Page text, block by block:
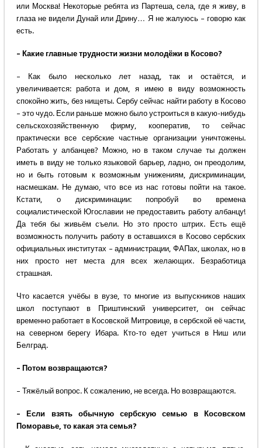
или Москва! Некоторые ребята из Партеша, села, где я живу, в
глаза не видели Дунай или Дрину… Я не жалуюсь – говорю как
есть.
– Какие главные трудности жизни молодёжи в Косово?
– Как было несколько лет назад, так и остаётся, и
увеличивается: работа и дом, я имею в виду возможность
спокойно жить, без нищеты. Сербу сейчас найти работу в Косово
– это чудо. Если раньше можно было устроиться в какую-нибудь
сельскохозяйственную фирму, кооператив, то сейчас
практически все сербские частные организации уничтожены.
Работать у албанцев? Можно, но в таком случае ты должен
иметь в виду не только языковой барьер, ладно, он преодолим,
но и быть готовым к возможным унижениям, дискриминации,
насмешкам. Не думаю, что все из нас готовы пойти на такое.
Кстати, о дискриминации: попробуй во времена
социалистической Югославии не предоставить работу албанцу!
Да тебя бы живьём съели. Но это просто штрих. Есть ещё
возможность получить работу в оставшихся в Косово сербских
официальных институтах – администрации, ФАПах, школах, но в
них просто нет места для всех желающих. Безработица
страшная.
Что касается учёбы в вузе, то многие из выпускников наших
школ поступают в Приштинский университет, он сейчас
временно работает в Косовской Митровице, в сербской её части,
на северном берегу Ибара. Кто-то едет учиться в Ниш или
Белград.
– Потом возвращаются?
– Тяжёлый вопрос. К сожалению, не всегда. Но возвращаются.
– Если взять обычную сербскую семью в Косовском
Поморавье, то какая эта семья?